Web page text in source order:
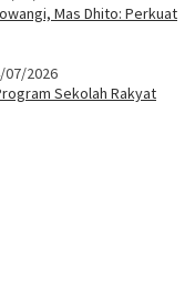
Mas Dhito: Perkuat
07/2026
Sekolah Rakyat